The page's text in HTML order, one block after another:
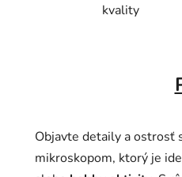
kvality
Objavte detaily a ostrosť
mikroskopom, ktorý je